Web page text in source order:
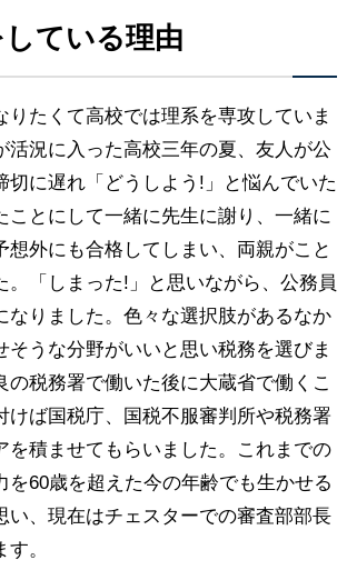
ている理由
りたくて高校では理系を専攻していま
活況に入った高校三年の夏、友人が公
切に遅れ「どうしよう!」と悩んでいた
ことにして一緒に先生に謝り、一緒に
想外にも合格してしまい、両親がこと
。「しまった!」と思いながら、公務員
なりました。色々な選択肢があるなか
そうな分野がいいと思い税務を選びま
の税務署で働いた後に大蔵省で働くこ
けば国税庁、国税不服審判所や税務署
を積ませてもらいました。これまでの
を60歳を超えた今の年齢でも生かせる
い、現在はチェスターでの審査部部長
。